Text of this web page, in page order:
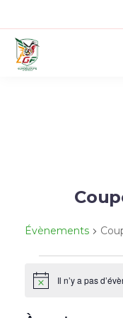
Évènements
Notice Il n’y a pas